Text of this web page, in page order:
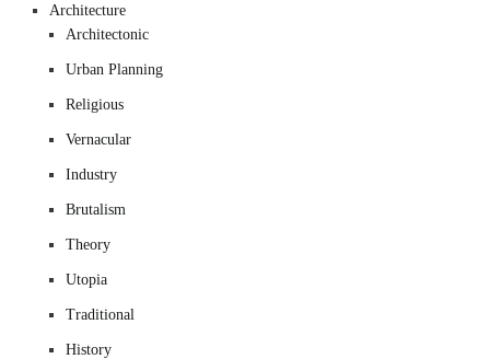
Architecture
Architectonic
Urban Planning
Religious
Vernacular
Industry
Brutalism
Theory
Utopia
Traditional
History